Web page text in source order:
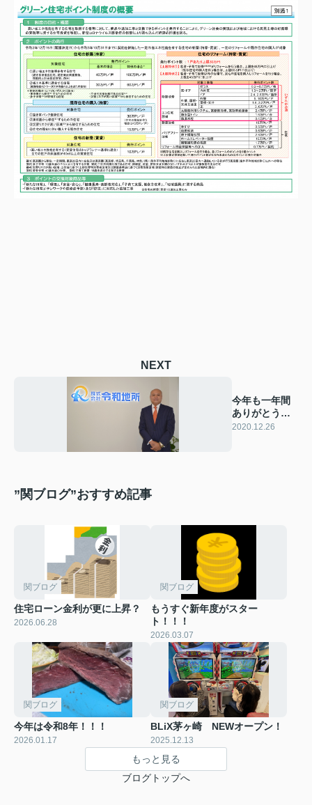
NEXT
今年も一年間
ありがとうご
ざいました。
2020.12.26
”関ブログ”おすすめ記事
関ブログ
住宅ローン金利が更に上昇？
2026.06.28
関ブログ
もうすぐ新年度がスター
ト！！！
2026.03.07
関ブログ
今年は令和8年！！！
2026.01.17
関ブログ
BLiX茅ヶ崎 NEWオープン！
2025.12.13
もっと見る
ブログトップへ